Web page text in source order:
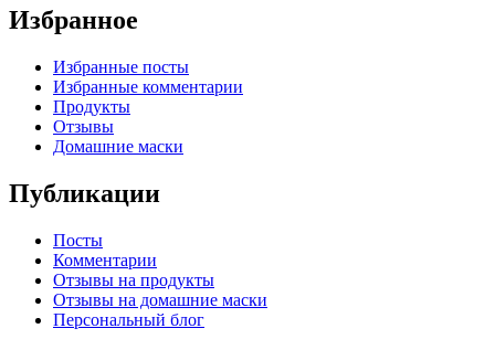
Избранное
Избранные посты
Избранные комментарии
Продукты
Отзывы
Домашние маски
Публикации
Посты
Комментарии
Отзывы на продукты
Отзывы на домашние маски
Персональный блог